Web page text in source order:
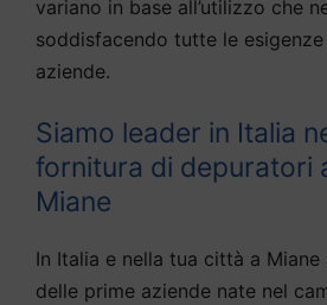
variano in base all’utilizzo che
soddisfacendo tutte le
aziende.
Siamo leader in Italia
fornitura di depuratori
Miane
In Italia e nella tua città a Miane
delle prime aziende nate nel